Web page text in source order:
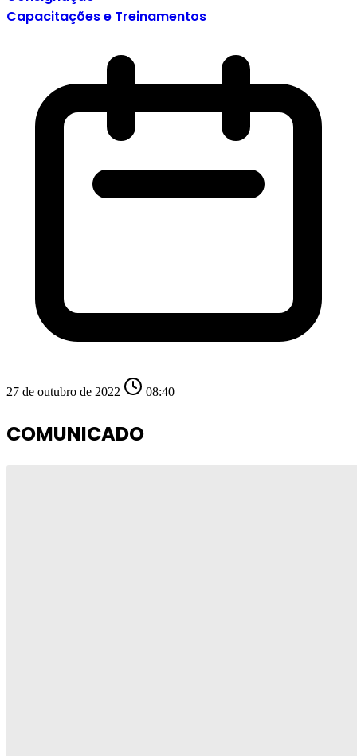
Capacitações e Treinamentos
27 de outubro de 2022 08:40
COMUNICADO